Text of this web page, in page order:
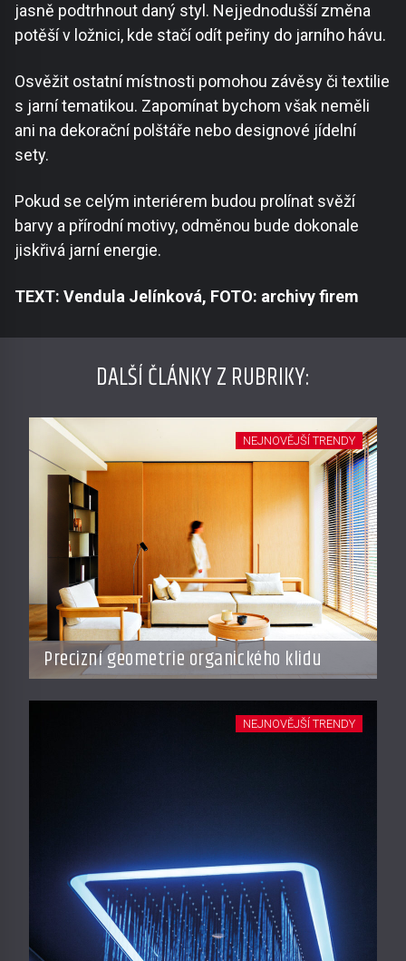
jasně podtrhnout daný styl. Nejjednodušší změna
potěší v ložnici, kde stačí odít peřiny do jarního hávu.
Osvěžit ostatní místnosti pomohou závěsy či textilie
s jarní tematikou. Zapomínat bychom však neměli
ani na dekorační polštáře nebo designové jídelní
sety.
Pokud se celým interiérem budou prolínat svěží
barvy a přírodní motivy, odměnou bude dokonale
jiskřivá jarní energie.
TEXT: Vendula Jelínková, FOTO: archivy firem
DALŠÍ ČLÁNKY Z RUBRIKY:
Precizní geometrie organického klidu
NEJNOVĚJŠÍ TRENDY
NEJNOVĚJŠÍ TRENDY